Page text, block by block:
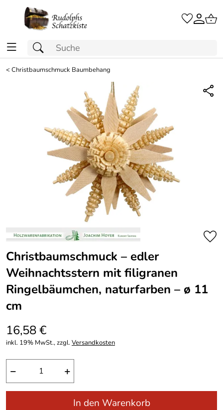
<Christbaumschmuck Baumbehang
Christbaumschmuck – edler
Weihnachtsstern mit filigranen
Ringelbäumchen, naturfarben – ø 11
cm
16,58 €
inkl. 19% MwSt., zzgl.Versandkosten
− +
In den Warenkorb